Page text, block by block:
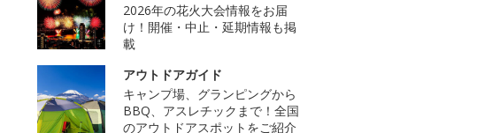
2026年の花火大会情報をお届
け！開催・中止・延期情報も掲
載
アウトドアガイド
キャンプ場、グランピングから
BBQ、アスレチックまで！全国
のアウトドアスポットをご紹介